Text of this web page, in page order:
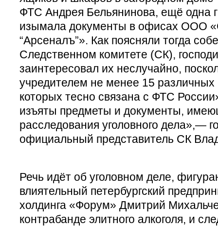
ФТС Андрея Бельянинова, ещё одна
изымала документы в офисах ООО
“Арсеналъ”». Как поясняли тогда
Следственном комитете (СК),
заинтересовал их неслучайно,
учредителем не менее 15
которых тесно связана с ФТС
изъяты предметы и документы,
расследования уголовного дела»,—
официальный представитель СК
Речь идёт об уголовном деле,
влиятельный петербургский
холдинга «Форум» Дмитрий
контрабанде элитного алкоголя, и